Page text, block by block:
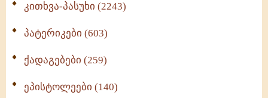
კითხვა-პასუხი (2243)
პატერიკები (603)
ქადაგებები (259)
ეპისტოლეები (140)